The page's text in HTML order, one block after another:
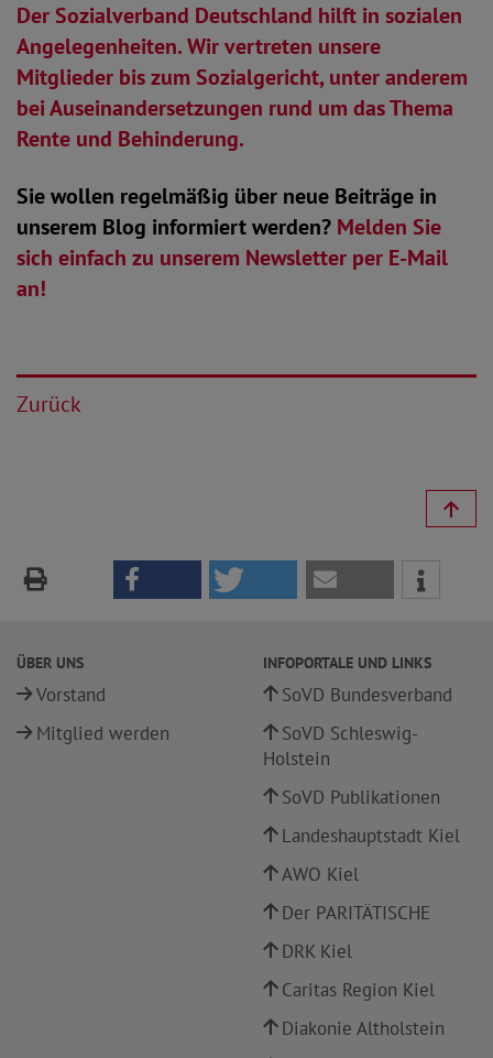
Der Sozialverband Deutschland hilft in sozialen
Angelegenheiten. Wir vertreten unsere
Mitglieder bis zum Sozialgericht, unter anderem
bei Auseinandersetzungen rund um das Thema
Rente und Behinderung.
Sie wollen regelmäßig über neue Beiträge in
unserem Blog informiert werden? Melden Sie
sich einfach zu unserem Newsletter per E-Mail
an!
Zurück
ÜBER UNS
Vorstand
Mitglied werden
INFOPORTALE UND LINKS
SoVD Bundesverband
SoVD Schleswig-
Holstein
SoVD Publikationen
Landeshauptstadt Kiel
AWO Kiel
Der PARITÄTISCHE
DRK Kiel
Caritas Region Kiel
Diakonie Altholstein